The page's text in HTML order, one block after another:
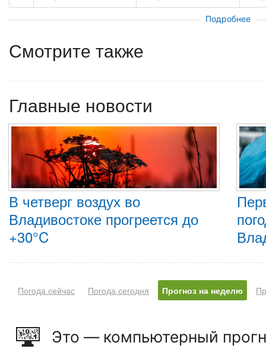
Подробнее
Смотрите также
Главные новости
В четверг воздух во
Владивостоке прогреется до
+30°C
Погода сейчас Погода сегодня Прогноз на неделю
Это — компьютерный